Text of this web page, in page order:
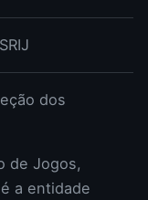
dos
de Jogos,
a entidade